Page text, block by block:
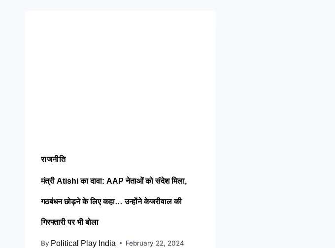
राजनीति
मंत्री Atishi का दावा: AAP नेताओं को संदेश मिला,
गठबंधन छोड़ने के लिए कहा… उन्होंने केजरीवाल की
गिरफ्तारी पर भी बोला
By Political Play India February 22, 2024